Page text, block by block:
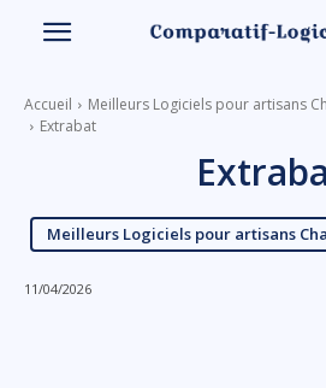
Accueil
Meilleurs Logiciels pour artisans
Extrabat
Meilleurs Logiciels pour artisans
11/04/2026